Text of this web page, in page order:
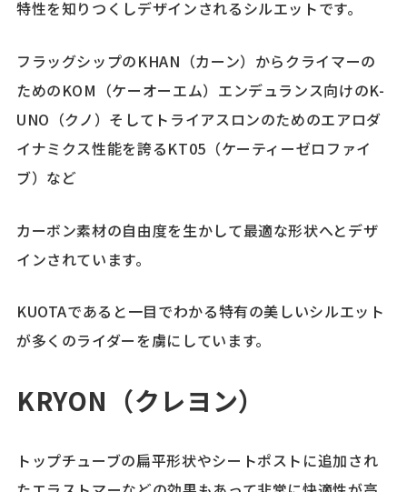
特性を知りつくしデザインされるシルエットです。
フラッグシップのKHAN（カーン）からクライマーの
ためのKOM（ケーオーエム）エンデュランス向けのK-
UNO（クノ）そしてトライアスロンのためのエアロダ
イナミクス性能を誇るKT05（ケーティーゼロファイ
ブ）など
カーボン素材の自由度を生かして最適な形状へとデザ
インされています。
KUOTAであると一目でわかる特有の美しいシルエット
が多くのライダーを虜にしています。
KRYON（クレヨン）
トップチューブの扁平形状やシートポストに追加され